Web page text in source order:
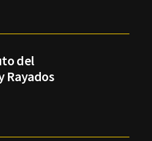
del
Rayados